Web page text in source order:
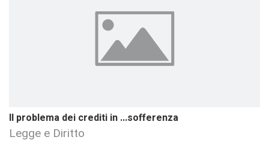
Il problema dei crediti in ...sofferenza
Legge e Diritto